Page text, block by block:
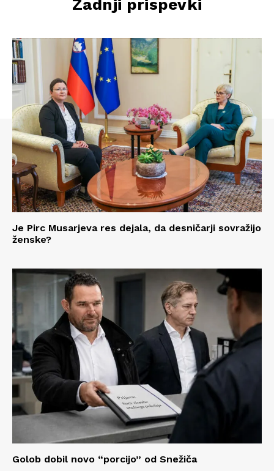
Zadnji prispevki
Je Pirc Musarjeva res dejala, da desničarji sovražijo
ženske?
Golob dobil novo “porcijo” od Snežiča